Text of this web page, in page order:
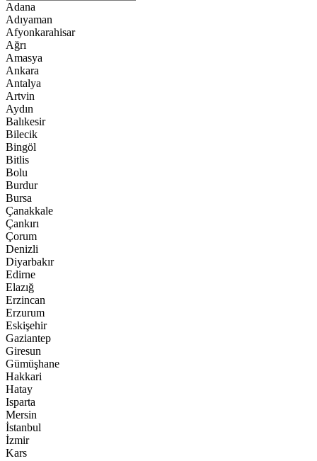
Adana
Adıyaman
Afyonkarahisar
Ağrı
Amasya
Ankara
Antalya
Artvin
Aydın
Balıkesir
Bilecik
Bingöl
Bitlis
Bolu
Burdur
Bursa
Çanakkale
Çankırı
Çorum
Denizli
Diyarbakır
Edirne
Elazığ
Erzincan
Erzurum
Eskişehir
Gaziantep
Giresun
Gümüşhane
Hakkari
Hatay
Isparta
Mersin
İstanbul
İzmir
Kars